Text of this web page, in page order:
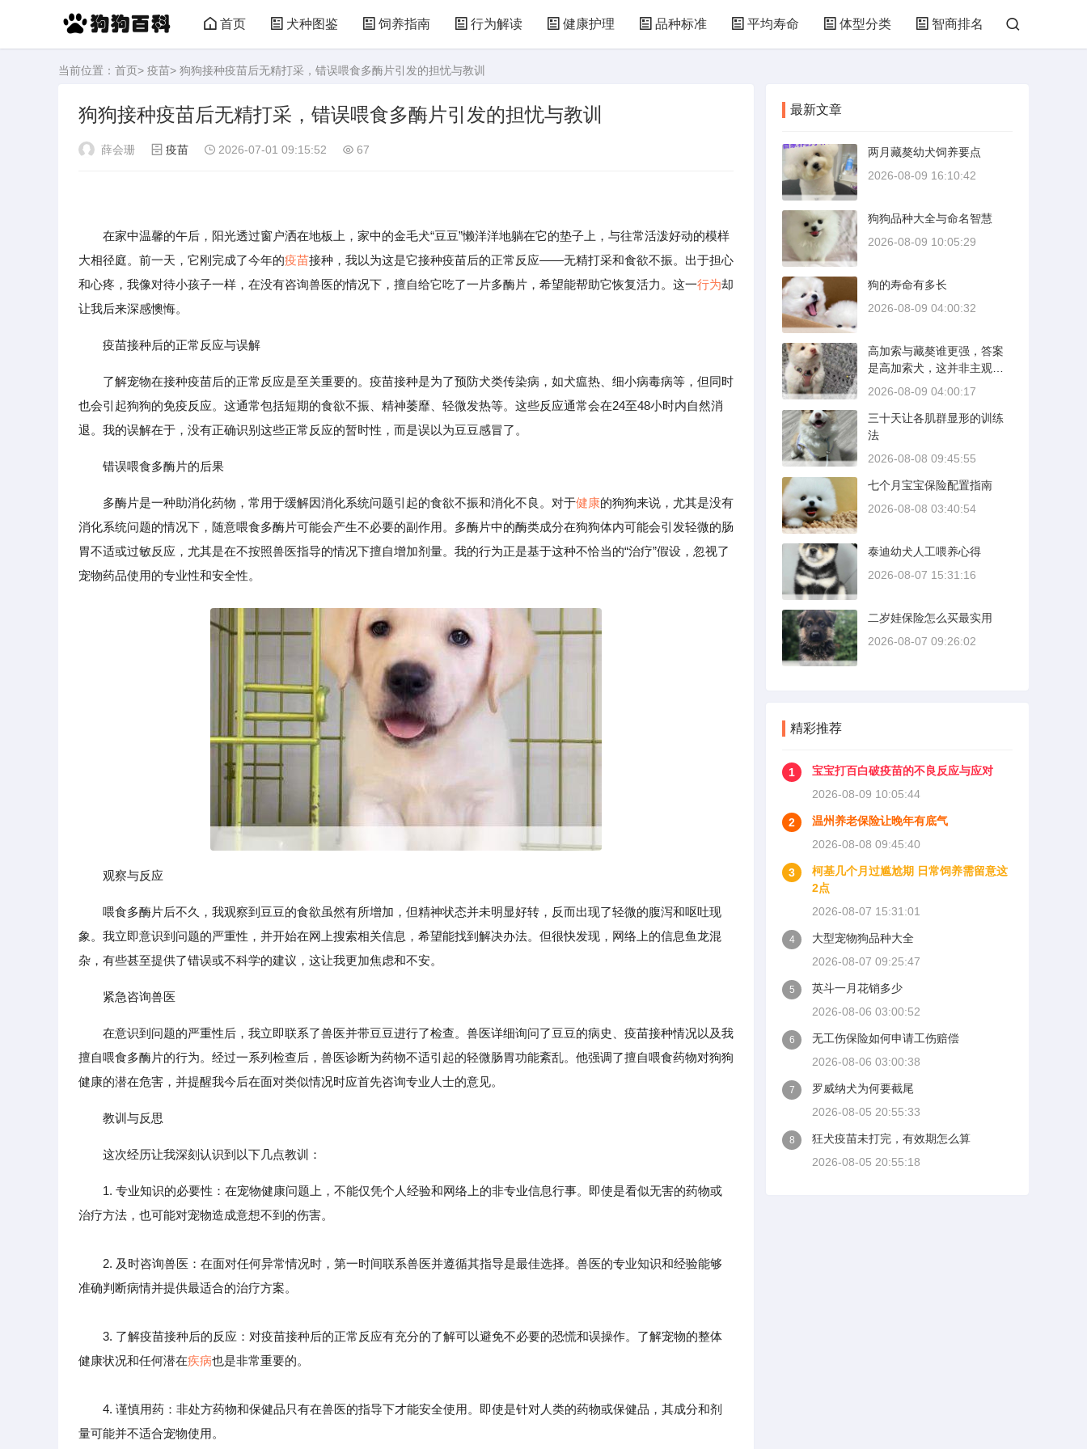
首页 犬种图鉴 饲养指南 行为解读 健康护理 品种标准 平均寿命 体型分类 智商排名
当前位置： 首页> 疫苗> 狗狗接种疫苗后无精打采，错误喂食多酶片引发的担忧与教训
狗狗接种疫苗后无精打采，错误喂食多酶片引发的担忧与教训
薛会珊 疫苗 2026-07-01 09:15:52 67
在家中温馨的午后，阳光透过窗户洒在地板上，家中的金毛犬“豆豆”懒洋洋地躺在它的垫子上，与往常活泼好动的模样
大相径庭。前一天，它刚完成了今年的疫苗接种，我以为这是它接种疫苗后的正常反应——无精打采和食欲不振。出于担心
和心疼，我像对待小孩子一样，在没有咨询兽医的情况下，擅自给它吃了一片多酶片，希望能帮助它恢复活力。这一行为却
让我后来深感懊悔。
疫苗接种后的正常反应与误解
了解宠物在接种疫苗后的正常反应是至关重要的。疫苗接种是为了预防犬类传染病，如犬瘟热、细小病毒病等，但同时
也会引起狗狗的免疫反应。这通常包括短期的食欲不振、精神萎靡、轻微发热等。这些反应通常会在24至48小时内自然消
退。我的误解在于，没有正确识别这些正常反应的暂时性，而是误以为豆豆感冒了。
错误喂食多酶片的后果
多酶片是一种助消化药物，常用于缓解因消化系统问题引起的食欲不振和消化不良。对于健康的狗狗来说，尤其是没有
消化系统问题的情况下，随意喂食多酶片可能会产生不必要的副作用。多酶片中的酶类成分在狗狗体内可能会引发轻微的肠
胃不适或过敏反应，尤其是在不按照兽医指导的情况下擅自增加剂量。我的行为正是基于这种不恰当的“治疗”假设，忽视了
宠物药品使用的专业性和安全性。
观察与反应
喂食多酶片后不久，我观察到豆豆的食欲虽然有所增加，但精神状态并未明显好转，反而出现了轻微的腹泻和呕吐现
象。我立即意识到问题的严重性，并开始在网上搜索相关信息，希望能找到解决办法。但很快发现，网络上的信息鱼龙混
杂，有些甚至提供了错误或不科学的建议，这让我更加焦虑和不安。
紧急咨询兽医
在意识到问题的严重性后，我立即联系了兽医并带豆豆进行了检查。兽医详细询问了豆豆的病史、疫苗接种情况以及我
擅自喂食多酶片的行为。经过一系列检查后，兽医诊断为药物不适引起的轻微肠胃功能紊乱。他强调了擅自喂食药物对狗狗
健康的潜在危害，并提醒我今后在面对类似情况时应首先咨询专业人士的意见。
教训与反思
这次经历让我深刻认识到以下几点教训：
1. 专业知识的必要性：在宠物健康问题上，不能仅凭个人经验和网络上的非专业信息行事。即使是看似无害的药物或
治疗方法，也可能对宠物造成意想不到的伤害。
2. 及时咨询兽医：在面对任何异常情况时，第一时间联系兽医并遵循其指导是最佳选择。兽医的专业知识和经验能够
准确判断病情并提供最适合的治疗方案。
3. 了解疫苗接种后的反应：对疫苗接种后的正常反应有充分的了解可以避免不必要的恐慌和误操作。了解宠物的整体
健康状况和任何潜在疾病也是非常重要的。
4. 谨慎用药：非处方药物和保健品只有在兽医的指导下才能安全使用。即使是针对人类的药物或保健品，其成分和剂
量可能并不适合宠物使用。
最新文章
两月藏獒幼犬饲养要点
2026-08-09 16:10:42
狗狗品种大全与命名智慧
2026-08-09 10:05:29
狗的寿命有多长
2026-08-09 04:00:32
高加索与藏獒谁更强，答案
是高加索犬，这并非主观偏
好，而是基于现实打斗记
出的结论。若将两者置于同
等体重级别、无外力干扰的
残酷对决中，高加索山脉的
2026-08-09 04:00:17
三十天让各肌群显形的训练
法
2026-08-08 09:45:55
七个月宝宝保险配置指南
2026-08-08 03:40:54
泰迪幼犬人工喂养心得
2026-08-07 15:31:16
二岁娃保险怎么买最实用
2026-08-07 09:26:02
精彩推荐
1
宝宝打百白破疫苗的不良反应与应对
2026-08-09 10:05:44
2
温州养老保险让晚年有底气
2026-08-08 09:45:40
3
柯基几个月过尴尬期 日常饲养需留意这
2点
2026-08-07 15:31:01
4
大型宠物狗品种大全
2026-08-07 09:25:47
5
英斗一月花销多少
2026-08-06 03:00:52
6
无工伤保险如何申请工伤赔偿
2026-08-06 03:00:38
7
罗威纳犬为何要截尾
2026-08-05 20:55:33
8
狂犬疫苗未打完，有效期怎么算
2026-08-05 20:55:18